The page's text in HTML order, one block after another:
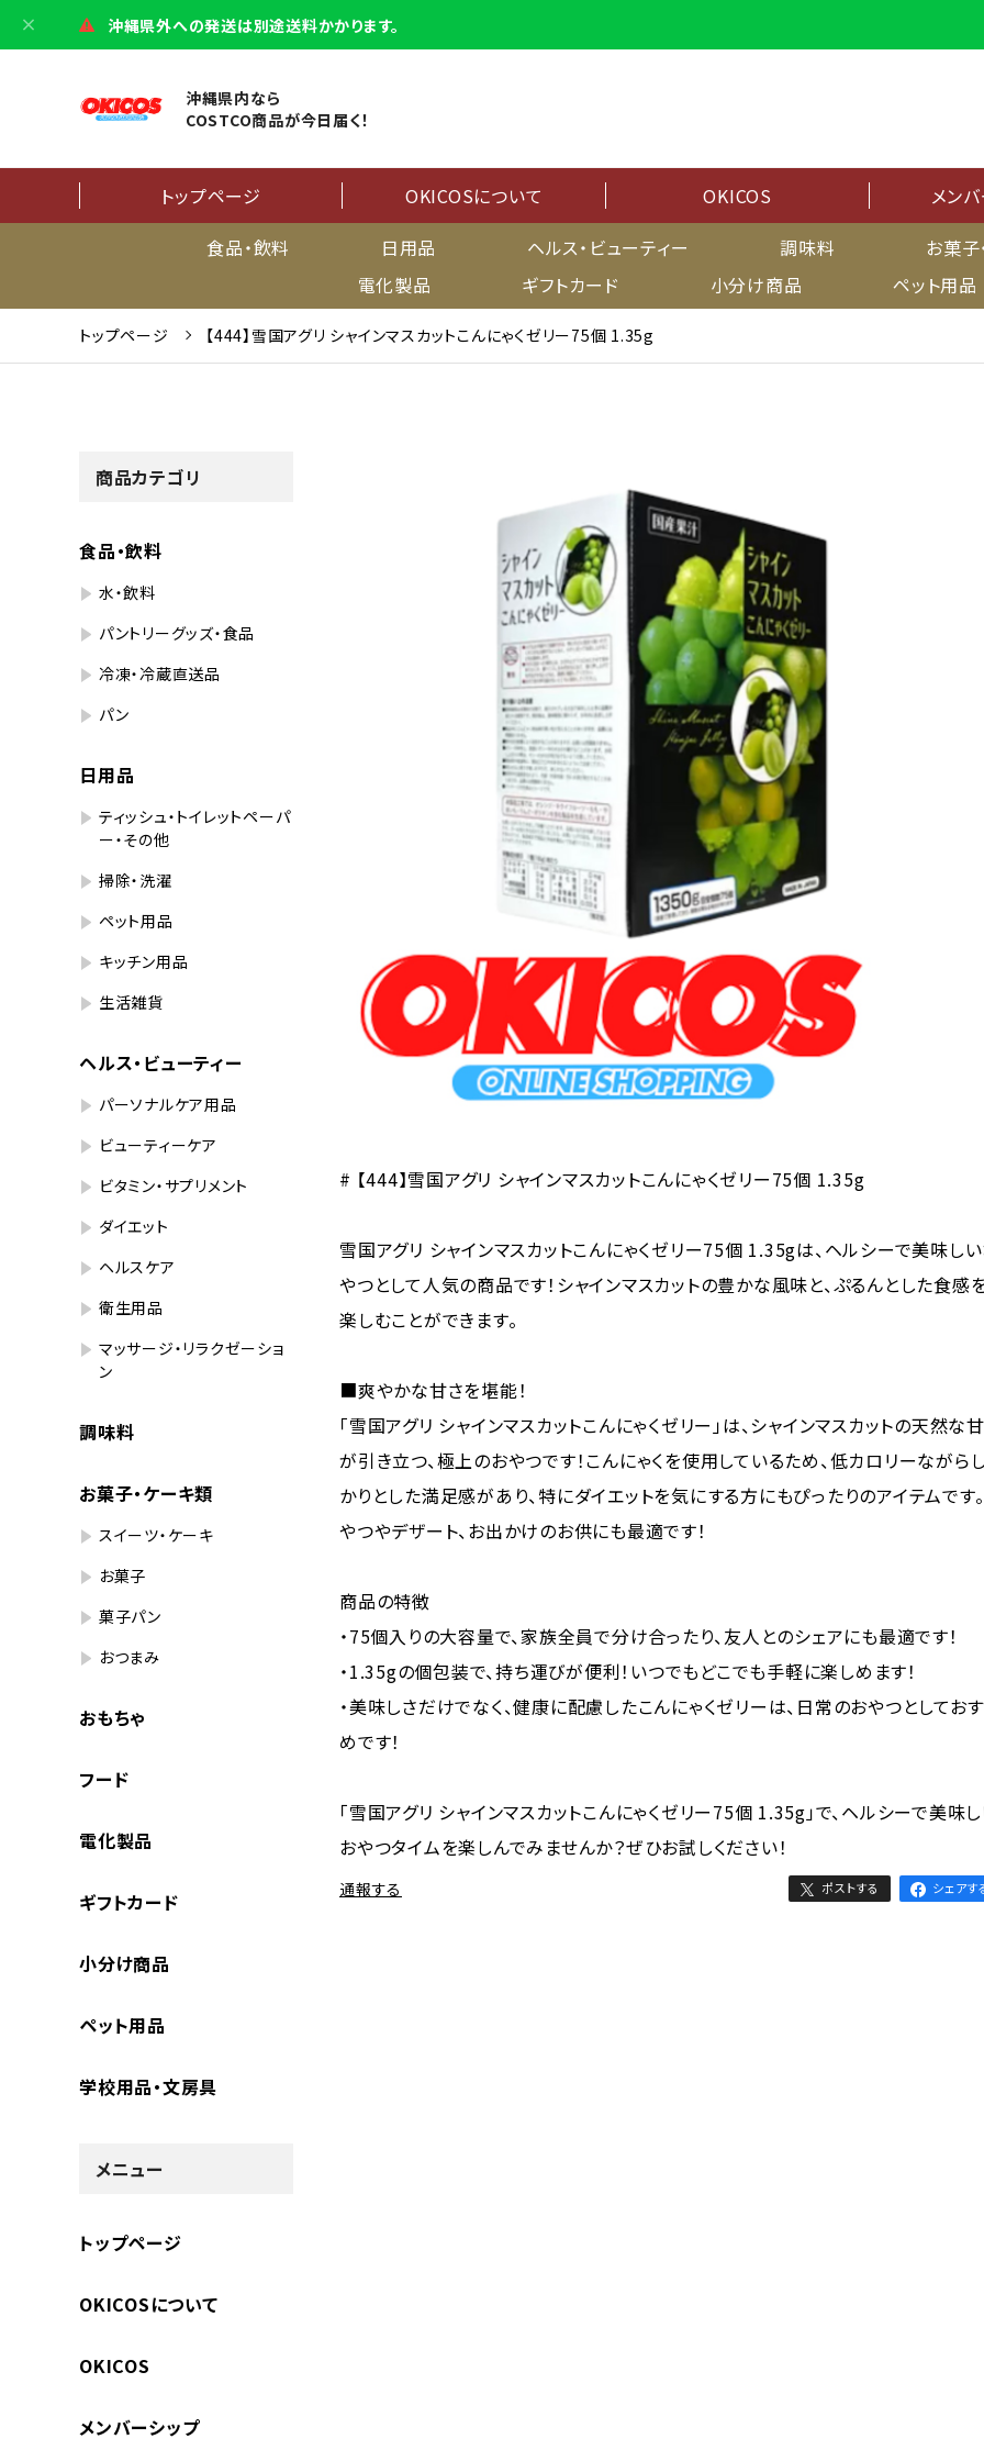
沖縄県外への発送は別途送料かかります。
沖縄県内なら
COSTCO商品が今日届く！
トップページ OKICOSについて OKICOS
メン
メンバーシッ
マイページ
食品・飲料
日用品 ヘルス・ビューティー 調味料 お菓子
電化製品
ギフトカード 小分け商品 ペット用品
トップページ 【444】雪国アグリ シャインマスカットこんにゃくゼリー75個 1.35g
商品カテゴリ
食品・飲料
水・飲料
パントリーグッズ・食品
冷凍・冷蔵直送品
パン
日用品
ティッシュ・トイレットペーパ
ー・その他
掃除・洗濯
ペット用品
キッチン用品
生活雑貨
ヘルス・ビューティー
パーソナルケア用品
ビューティーケア
ビタミン・サプリメント
ダイエット
ヘルスケア
衛生用品
マッサージ・リラクゼーショ
ン
調味料
お菓子・ケーキ類
スイーツ・ケーキ
お菓子
菓子パン
おつまみ
おもちゃ
フード
電化製品
ギフトカード
小分け商品
ペット用品
学校用品・文房具
メニュー
トップページ
OKICOSについて
OKICOS
メンバーシップ
# 【444】雪国アグリ シャインマスカットこんにゃくゼリー75個 1.35g
雪国アグリ シャインマスカットこんにゃくゼリー75個 1.35gは、ヘルシーで美味し
やつとして人気の商品です！シャインマスカットの豊かな風味と、ぷるんとした食感
楽しむことができます。
■爽やかな甘さを堪能！
「雪国アグリ シャインマスカットこんにゃくゼリー」は、シャインマスカットの天然な
が引き立つ、極上のおやつです！こんにゃくを使用しているため、低カロリーながら
かりとした満足感があり、特にダイエットを気にする方にもぴったりのアイテムです
やつやデザート、お出かけのお供にも最適です！
商品の特徴
・75個入りの大容量で、家族全員で分け合ったり、友人とのシェアにも最適です！
・1.35gの個包装で、持ち運びが便利！いつでもどこでも手軽に楽しめます！
・美味しさだけでなく、健康に配慮したこんにゃくゼリーは、日常のおやつとしてお
めです！
「雪国アグリ シャインマスカットこんにゃくゼリー75個 1.35g」で、ヘルシーで美味
おやつタイムを楽しんでみませんか？ぜひお試しください！
通報する ポストする シェアす